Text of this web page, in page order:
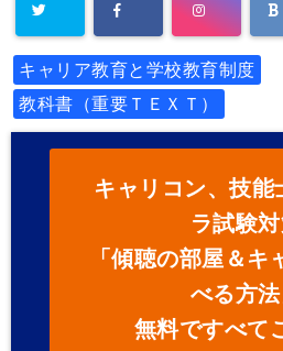
キャリア教育と学校教育制度
教科書（重要ＴＥＸＴ）
キャリコン、技能
ラ試験
「傾聴の部屋＆キ
べる方法
無料ですべて